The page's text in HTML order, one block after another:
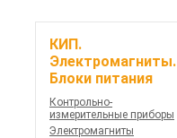
КИП.
Электромагниты.
Блоки питания
Контрольно-
измерительные приборы
Электромагниты